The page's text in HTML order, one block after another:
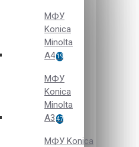
МФУ
Konica
Minolta
A419
МФУ
Konica
Minolta
A3 47
МФУ Konica